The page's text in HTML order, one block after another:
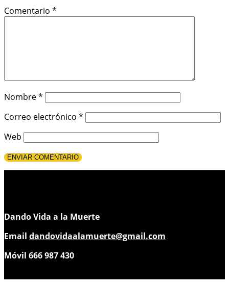
Comentario *
Nombre*
Correo electrónico *
Web
Dando Vida a la Muerte
Email dandovidaalamuerte@gmail.com
Móvil 666 987 430